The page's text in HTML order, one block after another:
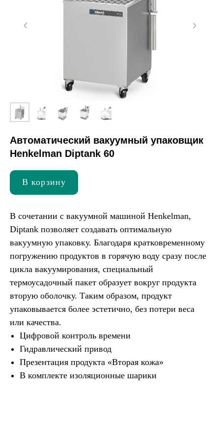
Автоматический вакуумный упаковщик
Henkelman Diptank 60
В корзину
В сочетании с вакуумной машиной Henkelman,
Diptank позволяет создавать оптимальную
вакуумную упаковку. Благодаря кратковременному
погружению продуктов в горячую воду сразу после
цикла вакуумирования, специальный
термоусадочный пакет образует вокруг продукта
вторую оболочку. Таким образом, продукт
упаковывается более эстетично, без потери веса
или качества.
Цифровой контроль времени
Гидравлический привод
Презентация продукта «Вторая кожа»
В комплекте изоляционные шарики